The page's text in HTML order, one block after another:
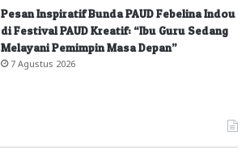
Pesan Inspiratif Bunda PAUD Febelina Indou
di Festival PAUD Kreatif: “Ibu Guru Sedang
Melayani Pemimpin Masa Depan”
7 Agustus 2026